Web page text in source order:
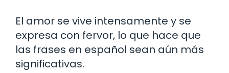
El amor se vive intensamente y se
expresa con fervor, lo que hace que
las frases en español sean aún más
significativas.